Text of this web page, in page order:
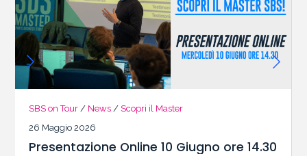
SBS on Tour / News / Scopri il Master
26 Maggio 2026
Presentazione Online 10 Giugno ore 14.30